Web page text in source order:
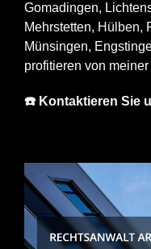
Gomadingen,
Mehrstetten, Hülben,
Münsingen,
profitieren von
☎️ Kontaktieren Sie